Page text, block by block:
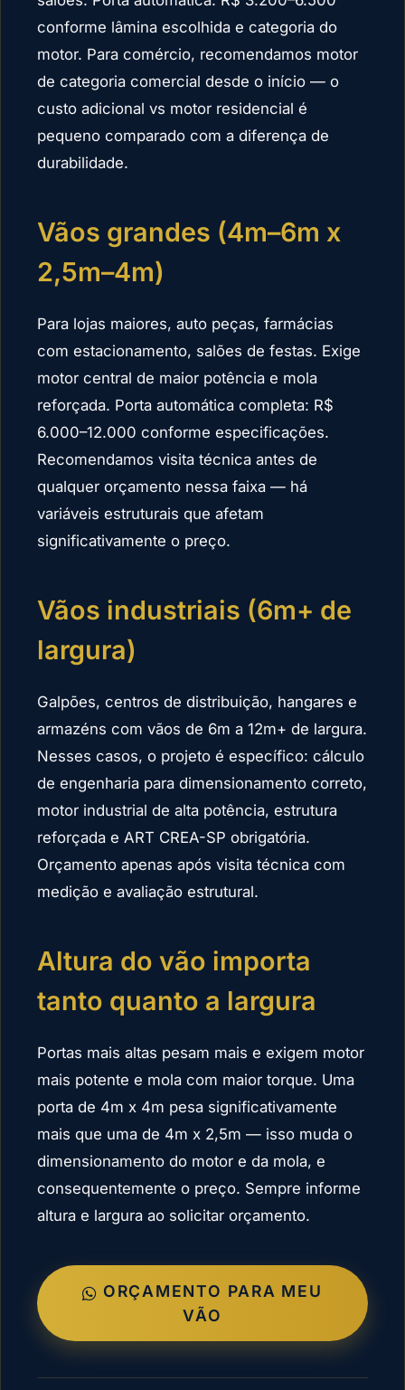
conforme lâmina escolhida e categoria do
motor. Para comércio, recomendamos motor
de categoria comercial desde o início — o
custo adicional vs motor residencial é
pequeno comparado com a diferença de
durabilidade.
Vãos grandes (4m–6m x
2,5m–4m)
Para lojas maiores, auto peças, farmácias
com estacionamento, salões de festas. Exige
motor central de maior potência e mola
reforçada. Porta automática completa: R$
6.000–12.000 conforme especificações.
Recomendamos visita técnica antes de
qualquer orçamento nessa faixa — há
variáveis estruturais que afetam
significativamente o preço.
Vãos industriais (6m+ de
largura)
Galpões, centros de distribuição, hangares e
armazéns com vãos de 6m a 12m+ de largura.
Nesses casos, o projeto é específico: cálculo
de engenharia para dimensionamento correto,
motor industrial de alta potência, estrutura
reforçada e ART CREA-SP obrigatória.
Orçamento apenas após visita técnica com
medição e avaliação estrutural.
Altura do vão importa
tanto quanto a largura
Portas mais altas pesam mais e exigem motor
mais potente e mola com maior torque. Uma
porta de 4m x 4m pesa significativamente
mais que uma de 4m x 2,5m — isso muda o
dimensionamento do motor e da mola, e
consequentemente o preço. Sempre informe
altura e largura ao solicitar orçamento.
ORÇAMENTO PARA MEU
VÃO